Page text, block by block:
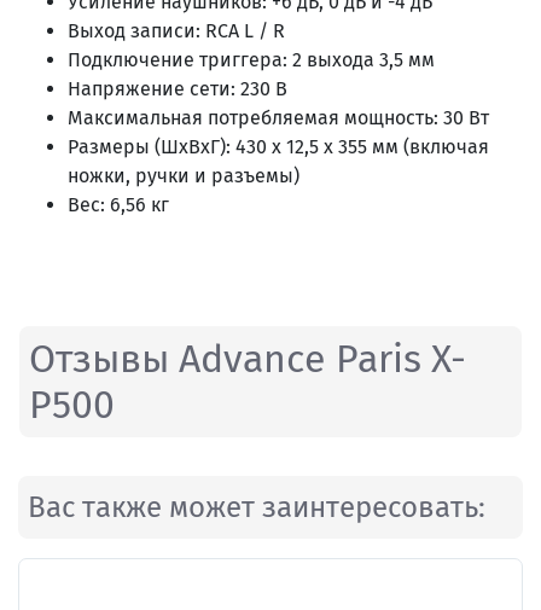
Выход записи: RCA L / R
Подключение триггера: 2 выхода 3,5 мм
Напряжение сети: 230 В
Максимальная потребляемая мощность: 30 Вт
Размеры (ШxВxГ): 430 x 12,5 x 355 мм (включая
ножки, ручки и разъемы)
Вес: 6,56 кг
Отзывы Advance Paris X-
P500
Вас также может заинтересовать: